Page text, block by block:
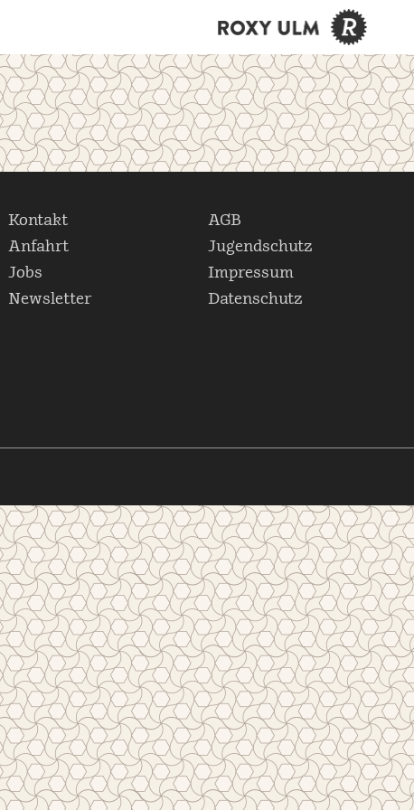
Kontakt
Anfahrt
Jobs
Newsletter
AGB
Jugendschutz
Impressum
Datenschutz